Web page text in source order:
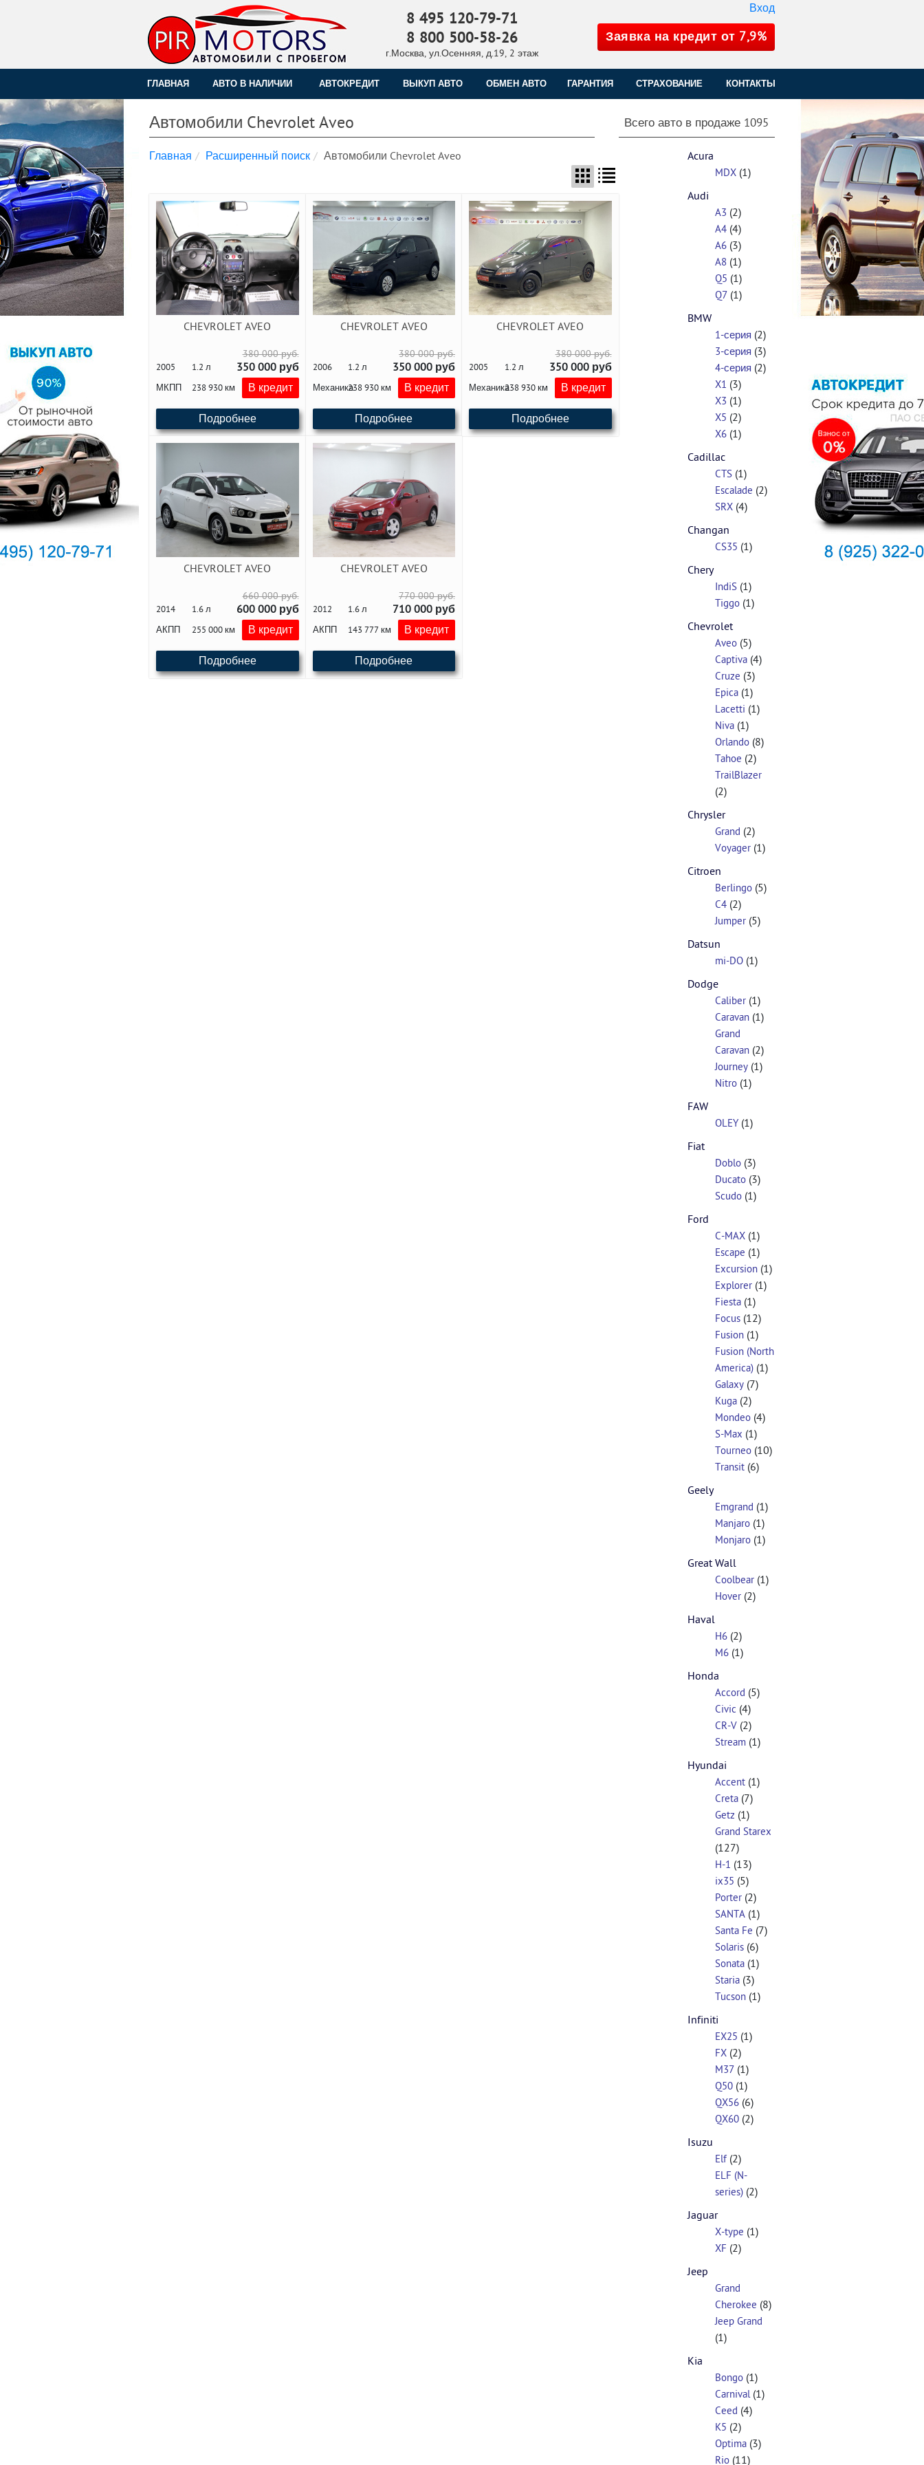
8 495 120-79-71
8 800 500-58-26
г.Москва, ул.Осенняя, д.19, 2 этаж
Вход
Заявка на кредит от 7,9%
ГЛАВНАЯ АВТО В НАЛИЧИИ АВТОКРЕДИТ ВЫКУП АВТО ОБМЕН АВТО ГАРАНТИЯ СТРАХОВАНИЕ КОНТАКТЫ
Автомобили Chevrolet Aveo
Главная Расширенный поиск Автомобили Chevrolet Aveo
CHEVROLET AVEO
380 000 руб.
2005 1.2 л 350 000 руб
МКПП 238 930 км В кредит
Подробнее
CHEVROLET AVEO
380 000 руб.
2006 1.2 л 350 000 руб
Механика238 930 км В кредит
Подробнее
CHEVROLET AVEO
380 000 руб.
2005 1.2 л 350 000 руб
Механика238 930 км В кредит
Подробнее
CHEVROLET AVEO
660 000 руб.
2014 1.6 л 600 000 руб
АКПП 255 000 км В кредит
Подробнее
CHEVROLET AVEO
770 000 руб.
2012 1.6 л 710 000 руб
АКПП 143 777 км В кредит
Подробнее
Всего авто в продаже 1095
Acura
MDX(1)
Audi
A3 (2)
A4(4)
A6(3)
A8 (1)
Q5 (1)
Q7(1)
BMW
1-серия (2)
3-серия (3)
4-серия (2)
X1 (3)
X3 (1)
X5 (2)
X6(1)
Cadillac
CTS(1)
Escalade (2)
SRX(4)
Changan
CS35 (1)
Chery
IndiS(1)
Tiggo(1)
Chevrolet
Aveo(5)
Captiva(4)
Cruze (3)
Epica(1)
Lacetti (1)
Niva(1)
Orlando(8)
Tahoe (2)
TrailBlazer
(2)
Chrysler
Grand (2)
Voyager(1)
Citroen
Berlingo(5)
C4(2)
Jumper(5)
Datsun
mi-DO(1)
Dodge
Caliber(1)
Caravan(1)
Grand
Caravan(2)
Journey(1)
Nitro(1)
FAW
OLEY(1)
Fiat
Doblo(3)
Ducato(3)
Scudo(1)
Ford
C-MAX(1)
Escape (1)
Excursion(1)
Explorer(1)
Fiesta(1)
Focus(12)
Fusion(1)
Fusion (North
America)(1)
Galaxy(7)
Kuga(2)
Mondeo(4)
S-Max (1)
Tourneo(10)
Transit(6)
Geely
Emgrand (1)
Manjaro(1)
Monjaro(1)
Great Wall
Coolbear(1)
Hover(2)
Haval
H6(2)
M6(1)
Honda
Accord (5)
Civic (4)
CR-V(2)
Stream(1)
Hyundai
Accent(1)
Creta(7)
Getz (1)
Grand Starex
(127)
H-1 (13)
ix35 (5)
Porter(2)
SANTA(1)
Santa Fe (7)
Solaris(6)
Sonata(1)
Staria(3)
Tucson(1)
Infiniti
EX25 (1)
FX(2)
M37(1)
Q50(1)
QX56(6)
QX60(2)
Isuzu
Elf(2)
ELF (N-
series)(2)
Jaguar
X-type (1)
XF (2)
Jeep
Grand
Cherokee (8)
Jeep Grand
(1)
Kia
Bongo(1)
Carnival(1)
Ceed (4)
K5 (2)
Optima(3)
Rio(11)